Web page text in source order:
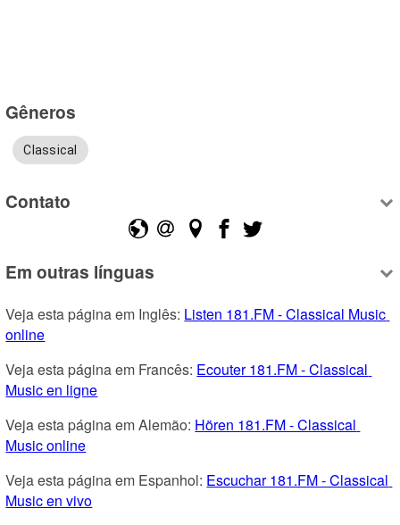
Gêneros
Classical
Contato
Em outras línguas
Veja esta página em Inglês: Listen 181.FM - Classical Music
online
Veja esta página em Francês: Ecouter 181.FM - Classical
Music en ligne
Veja esta página em Alemão: Hören 181.FM - Classical
Music online
Veja esta página em Espanhol: Escuchar 181.FM - Classical
Music en vivo